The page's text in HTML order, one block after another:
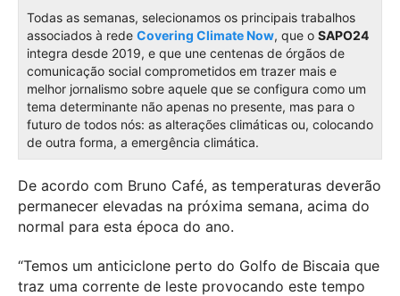
Todas as semanas, selecionamos os principais trabalhos
associados à rede Covering Climate Now, que o SAPO24
integra desde 2019, e que une centenas de órgãos de
comunicação social comprometidos em trazer mais e
melhor jornalismo sobre aquele que se configura como um
tema determinante não apenas no presente, mas para o
futuro de todos nós: as alterações climáticas ou, colocando
de outra forma, a emergência climática.
De acordo com Bruno Café, as temperaturas deverão
permanecer elevadas na próxima semana, acima do
normal para esta época do ano.
“Temos um anticiclone perto do Golfo de Biscaia que
traz uma corrente de leste provocando este tempo